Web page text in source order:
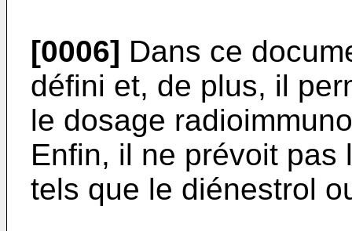
[0006] Dans ce
défini et, de plus, il
le dosage
Enfin, il ne prévoit pas
tels que le diénestrol